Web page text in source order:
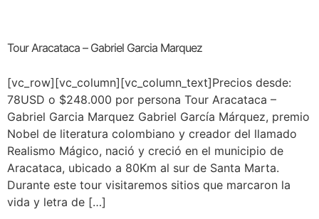
Tour Aracataca – Gabriel Garcia Marquez
[vc_row][vc_column][vc_column_text]Precios desde:
78USD o $248.000 por persona Tour Aracataca –
Gabriel Garcia Marquez Gabriel García Márquez, premio
Nobel de literatura colombiano y creador del llamado
Realismo Mágico, nació y creció en el municipio de
Aracataca, ubicado a 80Km al sur de Santa Marta.
Durante este tour visitaremos sitios que marcaron la
vida y letra de […]